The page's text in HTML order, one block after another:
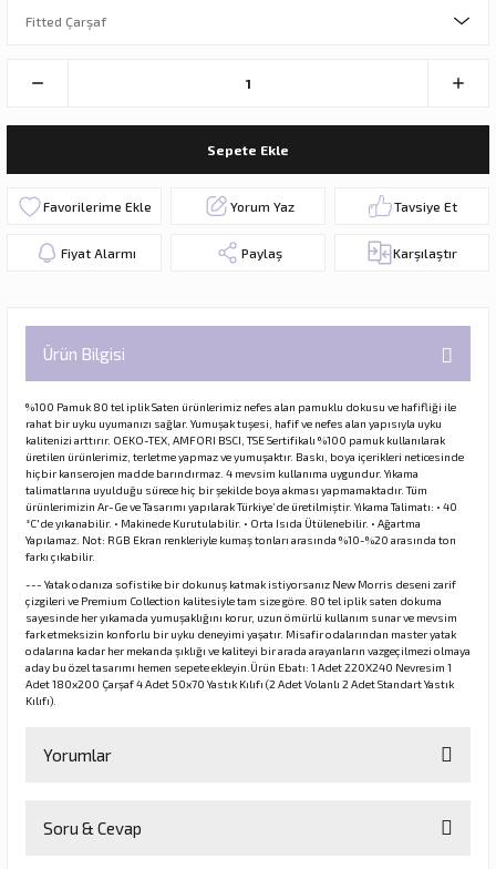
Sepete Ekle
Yorum Yaz Tavsiye Et
Fiyat Alarmı Paylaş Karşılaştır
Ürün Bilgisi
%100 Pamuk 80 tel iplik Saten ürünlerimiz nefes alan pamuklu dokusu ve hafifliği ile
rahat bir uyku uyumanızı sağlar. Yumuşak tuşesi, hafif ve nefes alan yapısıyla uyku
kalitenizi arttırır. OEKO-TEX, AMFORI BSCI, TSE Sertifikalı %100 pamuk kullanılarak
üretilen ürünlerimiz, terletme yapmaz ve yumuşaktır. Baskı, boya içerikleri neticesinde
hiçbir kanserojen madde barındırmaz. 4 mevsim kullanıma uygundur. Yıkama
talimatlarına uyulduğu sürece hiç bir şekilde boya akması yapmamaktadır. Tüm
ürünlerimizin Ar-Ge ve Tasarımı yapılarak Türkiye’de üretilmiştir. Yıkama Talimatı: • 40
°C'de yıkanabilir. • Makinede Kurutulabilir. • Orta Isıda Ütülenebilir. • Ağartma
Yapılamaz. Not: RGB Ekran renkleriyle kumaş tonları arasında %10-%20 arasında ton
farkı çıkabilir.
--- Yatak odanıza sofistike bir dokunuş katmak istiyorsanız New Morris deseni zarif
çizgileri ve Premium Collection kalitesiyle tam size göre. 80 tel iplik saten dokuma
sayesinde her yıkamada yumuşaklığını korur, uzun ömürlü kullanım sunar ve mevsim
fark etmeksizin konforlu bir uyku deneyimi yaşatır. Misafir odalarından master yatak
odalarına kadar her mekanda şıklığı ve kaliteyi bir arada arayanların vazgeçilmezi olmaya
aday bu özel tasarımı hemen sepete ekleyin.Ürün Ebatı: 1 Adet 220X240 Nevresim 1
Adet 180x200 Çarşaf 4 Adet 50x70 Yastık Kılıfı (2 Adet Volanlı 2 Adet Standart Yastık
Kılıfı).
Yorumlar
Soru & Cevap